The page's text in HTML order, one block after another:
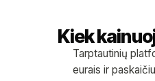
Kiek
Tarptautinių
eurais ir